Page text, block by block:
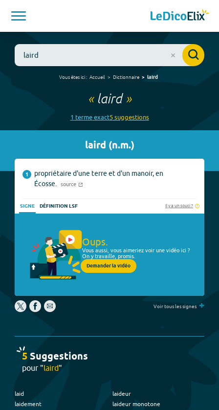
Vous êtes ici : Accueil Dictionnaire laird
« laird»
1 termeexact5suggestions
laird (n.m.)
1
propriétaire d'une terre et d'un manoir, en
Écosse.
source
SIGNE DÉFINITION LSF Il y a un souci ?
Oups.
Vous aussi, vous aimeriez voir une vidéo ici ?
On y travaille, promis.
Demander la vidéo
Voir tous les signes +
5Suggestions
pour "laird"
laid
laidement
laideur
laideur monotone